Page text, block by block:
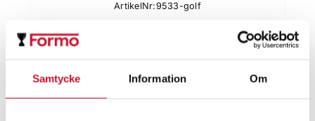
Samtycke Information Om
ArtikelNr:9533-golf